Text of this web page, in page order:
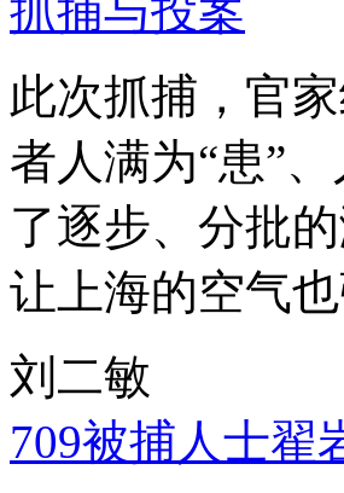
抓捕与投案
此次抓捕，官
者人满为“患”
了逐步、分批
让上海的空气
刘二敏
709被捕人士翟